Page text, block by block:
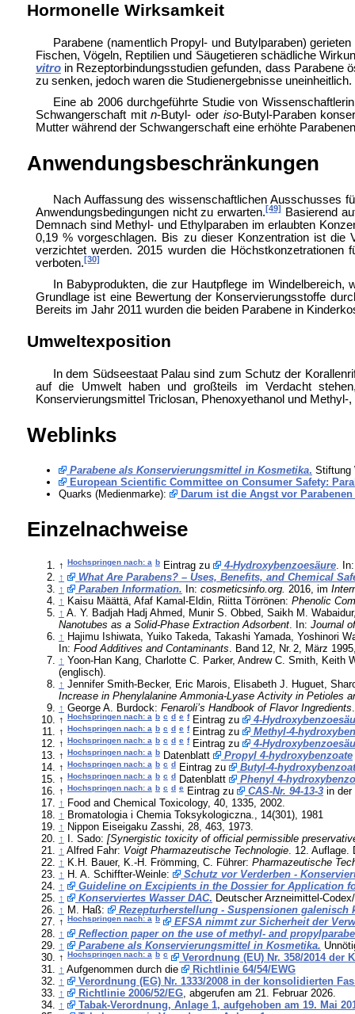
Hormonelle Wirksamkeit
Parabene (namentlich Propyl- und Butylparaben)
Fischen, Vögeln, Reptilien und Säugetieren schädliche
vitroin Rezeptorbindungsstudien gefunden, dass Parabene
zu senken, jedoch waren die Studienergebnisse
Eine ab 2006 durchgeführte Studie von
Schwangerschaft mitn-Butyl- oder iso-Butyl-Paraben
Mutter während der Schwangerschaft eine erhöhte
Anwendungsbeschränkungen
Nach Auffassung deswissenschaftlichen Ausschusses
Anwendungsbedingungen nicht zu erwarten.[49]Basierend
Demnach sind Methyl- und Ethylparaben im erlaubten
0,19 % vorgeschlagen. Bis zu dieser Konzentration ist die
verzichtet werden. 2015 wurden die Höchstkonzetrationen
verboten.[30]
In Babyprodukten, die zur Hautpflege im
Grundlage ist eine Bewertung der Konservierungsstoffe
Bereits im Jahr 2011 wurden die beiden Parabene in
Umweltexposition
In dem Südseestaat Palau sind zum Schutz der
auf die Umwelt haben und großteils im Verdacht
Konservierungsmittel Triclosan, Phenoxyethanol und Methyl-
Weblinks
Parabene als Konservierungsmittel in Kosmetika. Stiftung
European Scientific Committee on Consumer Safety:
Quarks (Medienmarke):
Darum ist die Angst vor
Einzelnachweise
↑ Hochspringen nach: a bEintrag zu 4-Hydroxybenzoesäure.
↑
What Are Parabens? – Uses, Benefits, and Chemical
↑
Paraben Information. In: cosmeticsinfo.org. 2016, im
↑ Kaisu Määttä, Afaf Kamal-Eldin, Riitta Törrönen: Phenolic
↑ A. Y. Badjah Hadj Ahmed, Munir S. Obbed, Saikh M.
Nanotubes as a Solid-Phase Extraction Adsorbent. In: Journal
↑ Hajimu Ishiwata, Yuiko Takeda, Takashi Yamada, Yoshinori
In: Food Additives and Contaminants. Band 12, Nr. 2, März
↑ Yoon-Han Kang, Charlotte C. Parker, Andrew C. Smith, Keith
(englisch).
↑ Jennifer Smith-Becker, Eric Marois, Elisabeth J. Huguet,
Increase in Phenylalanine Ammonia-Lyase Activity in Petioles
↑ George A. Burdock: Fenaroli’s Handbook of Flavor Ingredients
↑ Hochspringen nach: a b c d e fEintrag zu
4-
↑ Hochspringen nach: a b c d e fEintrag zu
Methyl-4-
↑ Hochspringen nach: a b c d e fEintrag zu
4-
↑ Hochspringen nach: a bDatenblatt Propyl 4-hydroxybenzoate
↑ Hochspringen nach: a b c dEintrag zu
Butyl-4-hydroxybenzoat
↑ Hochspringen nach: a b c dDatenblatt
Phenyl 4-
↑ Hochspringen nach: a b c d eEintrag zu CAS-Nr. 94-13-3in der
↑ Food and Chemical Toxicology, 40, 1335, 2002.
↑ Bromatologia i Chemia Toksykologiczna., 14(301), 1981
↑ Nippon Eiseigaku Zasshi, 28, 463, 1973.
↑
I. Sado: [Synergistic toxicity of official permissible
↑ Alfred Fahr: Voigt Pharmazeutische Technologie. 12. Auflage.
↑ K.H. Bauer, K.-H. Frömming, C. Führer: Pharmazeutische
↑ H. A. Schiffter-Weinle:
Schutz vor Verderben -
↑
Guideline on Excipients in the Dossier for Application
↑
Konserviertes Wasser DAC. Deutscher Arzneimittel-
↑ M. Haß:
Rezepturherstellung - Suspensionen galenisch
↑ Hochspringen nach: a b
EFSA nimmt zur Sicherheit der
↑
Reflection paper on the use of methyl- and
↑
Parabene als Konservierungsmittel in Kosmetika.
↑ Hochspringen nach: a b c
Verordnung (EU) Nr. 358/2014 der
↑ Aufgenommen durch die
Richtlinie 64/54/EWG
↑
Verordnung (EG) Nr. 1333/2008 in der konsolidierten
↑
Richtlinie 2006/52/EG, abgerufen am 21. Februar 2026.
↑
Tabak-Verordnung, Anlage 1, aufgehoben am 19. Mai